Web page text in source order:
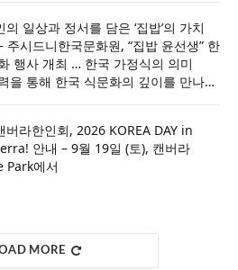
의 일상과 정서를 담은 ‘집밥’의 가치
주시드니한국문화원, “집밥 윤선생” 한
행사 개최 … 한국 가정식의 의미
을 통해 한국 식문화의 깊이를 만나
버라한인회, 2026 KOREA DAY in
안내 – 9월 19일 (토), 캔버라
Park에서
MORE